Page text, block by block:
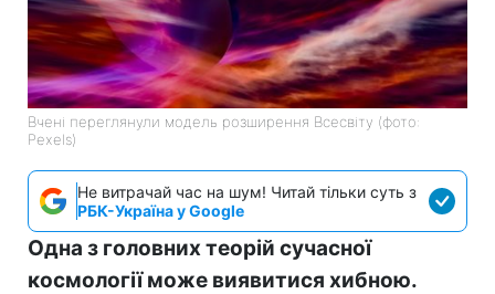
Вчені переглянули модель розширення Всесвіту (фото:
Pexels)
Не витрачай час на шум! Читай тільки суть з
РБК-Україна у Google
Одна з головних теорій сучасної
космології може виявитися хибною.